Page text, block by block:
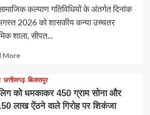
सामाजिक कल्याण गतिविधियों के अंतर्गत दिनांक
2026 को शासकीय कन्या उच्चतर
शाला, सीपत...
MoreRead
about
छत्तीसगढ़ बिलासपुर
को धमकाकर 450 ग्राम सोना और
लाख ऐंठने वाले गिरोह पर शिकंजा